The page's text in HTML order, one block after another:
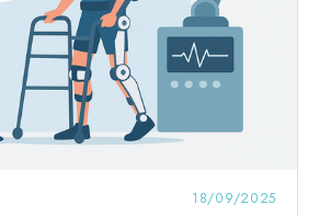
18/09/2025